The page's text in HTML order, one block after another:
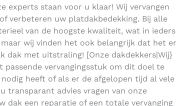
experts staan voor u klaar! Wij vervangen
verbeteren uw platdakbedekking. Bij alle
van de hoogste kwaliteit, wat in ieders
wij vinden het ook belangrijk dat het er
dak met uitstraling! [Onze dakdekkers|Wij}
vervangingsstuk om dit doel te
heeft of als er de afgelopen tijd al vele
transparant advies vragen van onze
dak een reparatie of een totale vervanging